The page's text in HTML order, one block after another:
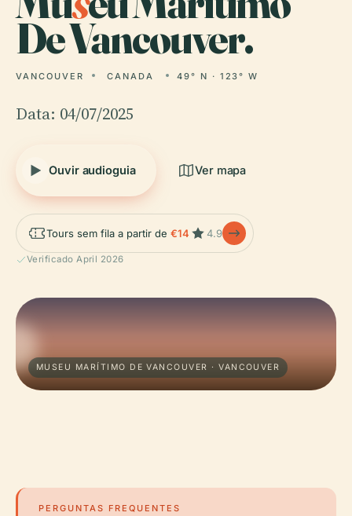
De Vancouver.
VANCOUVER CANADA 49° N · 123° W
Data: 04/07/2025
Ouvir audioguia Ver mapa
Tours sem fila a partir de €14 4.9
Verificado April 2026
MUSEU MARÍTIMO DE VANCOUVER · VANCOUVER
PERGUNTAS FREQUENTES